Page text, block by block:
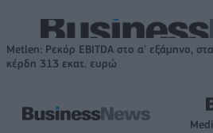
Metlen: Ρεκόρ EBITDA στο α' εξάμηνο,
κέρδη 313 εκατ. ευρώ